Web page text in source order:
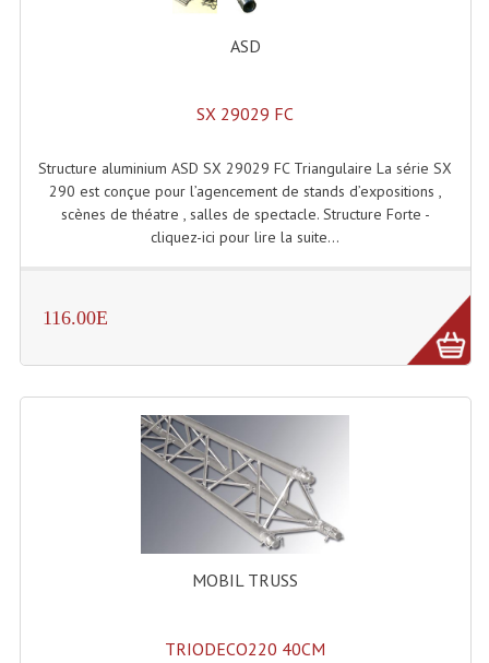
ASD
SX 29029 FC
Structure aluminium ASD SX 29029 FC Triangulaire La série SX
290 est conçue pour l’agencement de stands d’expositions ,
scènes de théatre , salles de spectacle. Structure Forte -
cliquez-ici pour lire la suite...
116.00E
MOBIL TRUSS
TRIODECO220 40CM